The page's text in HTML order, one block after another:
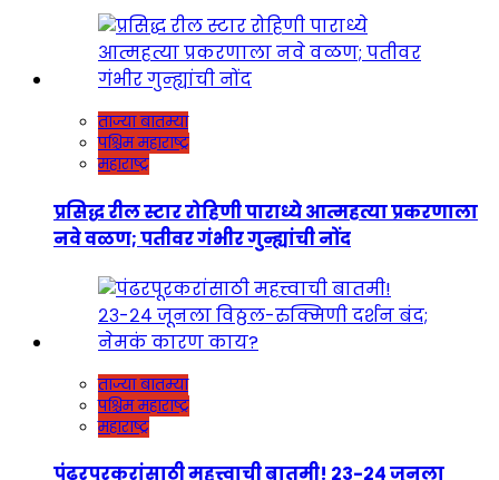
ताज्या बातम्या
पश्चिम महाराष्ट्र
महाराष्ट्र
प्रसिद्ध रील स्टार रोहिणी पाराध्ये आत्महत्या प्रकरणाला
नवे वळण; पतीवर गंभीर गुन्ह्यांची नोंद
ताज्या बातम्या
पश्चिम महाराष्ट्र
महाराष्ट्र
पंढरपूरकरांसाठी महत्त्वाची बातमी! २३-२४ जूनला